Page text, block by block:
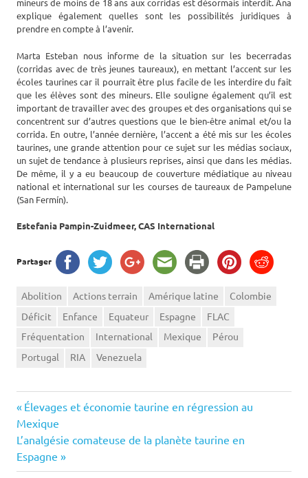
mineurs de moins de 18 ans aux corridas est désormais interdit. Ana
explique également quelles sont les possibilités juridiques à
prendre en compte à l’avenir.
Marta Esteban nous informe de la situation sur les becerradas
(corridas avec de très jeunes taureaux), en mettant l’accent sur les
écoles taurines car il pourrait être plus facile de les interdire du fait
que les élèves sont des mineurs. Elle souligne également qu’il est
important de travailler avec des groupes et des organisations qui se
concentrent sur d’autres questions que le bien-être animal et/ou la
corrida. En outre, l’année dernière, l’accent a été mis sur les écoles
taurines, une grande attention pour ce sujet sur les médias sociaux,
un sujet de tendance à plusieurs reprises, ainsi que dans les médias.
De même, il y a eu beaucoup de couverture médiatique au niveau
national et international sur les courses de taureaux de Pampelune
(San Fermín).
Estefania Pampin-Zuidmeer, CAS International
Partager
Abolition Actions terrain Amérique latine
Colombie
Déficit
Enfance Equateur Espagne
FLAC
Fréquentation
International Mexique
Pérou
Portugal
RIA Venezuela
Navigation
de
l’article
Previous
Post:
Élevages et économie taurine en régression au
Mexique
Next
Post:
L’analgésie comateuse de la planète taurine en
Espagne